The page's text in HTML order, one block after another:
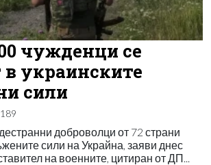
чужденци се
украинските
сили
189
доброволци от 72 страни
сили на Украйна, заяви днес
на военните, цитиран от ДП...